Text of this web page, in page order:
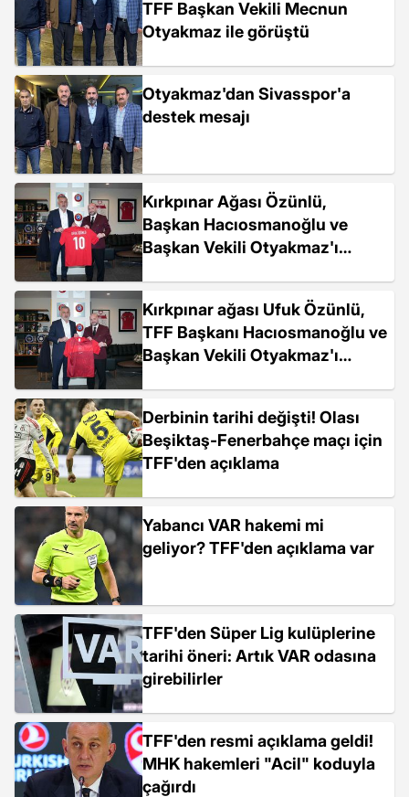
TFF Başkan Vekili Mecnun
Otyakmaz ile görüştü
Otyakmaz'dan Sivasspor'a
destek mesajı
Kırkpınar Ağası Özünlü,
Başkan Hacıosmanoğlu ve
Başkan Vekili Otyakmaz'ı
Kırkpınar ağası Ufuk Özünlü,
TFF Başkanı Hacıosmanoğlu ve
Başkan Vekili Otyakmaz'ı
Derbinin tarihi değişti! Olası
Beşiktaş-Fenerbahçe maçı için
TFF'den açıklama
Yabancı VAR hakemi mi
geliyor? TFF'den açıklama var
TFF'den Süper Lig kulüplerine
tarihi öneri: Artık VAR odasına
girebilirler
TFF'den resmi açıklama geldi!
MHK hakemleri "Acil" koduyla
çağırdı